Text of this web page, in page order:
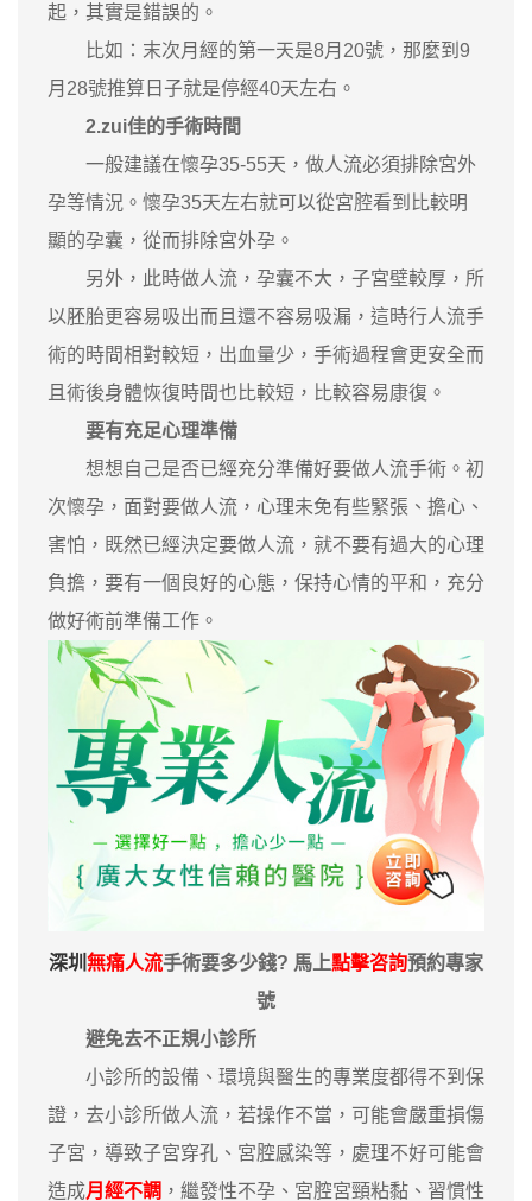
起，其實是錯誤的。
比如：末次月經的第一天是8月20號，那麼到9
月28號推算日子就是停經40天左右。
2.zui佳的手術時間
一般建議在懷孕35-55天，做人流必須排除宮外
孕等情況。懷孕35天左右就可以從宮腔看到比較明
顯的孕囊，從而排除宮外孕。
另外，此時做人流，孕囊不大，子宮壁較厚，所
以胚胎更容易吸出而且還不容易吸漏，這時行人流手
術的時間相對較短，出血量少，手術過程會更安全而
且術後身體恢復時間也比較短，比較容易康復。
要有充足心理準備
想想自己是否已經充分準備好要做人流手術。初
次懷孕，面對要做人流，心理未免有些緊張、擔心、
害怕，既然已經決定要做人流，就不要有過大的心理
負擔，要有一個良好的心態，保持心情的平和，充分
做好術前準備工作。
深圳 無痛人流手術要多少錢? 馬上點擊咨詢預約專家
號
避免去不正規小診所
小診所的設備、環境與醫生的專業度都得不到保
證，去小診所做人流，若操作不當，可能會嚴重損傷
子宮，導致子宮穿孔、宮腔感染等，處理不好可能會
造成月經不調 ，繼發性不孕、宮腔宮頸粘黏、習慣性